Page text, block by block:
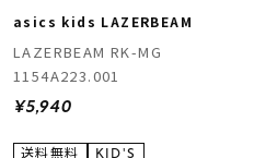
asics kids LAZERBEAM
LAZERBEAM RK-MG
1154A223.001
¥5,940